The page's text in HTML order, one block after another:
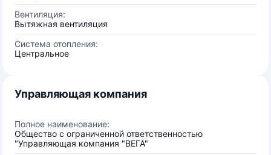
Вентиляция:
Вытяжная вентиляция
Система отопления:
Центральное
Управляющая компания
Полное наименование:
Общество с ограниченной ответственностью
"Управляющая компания "ВЕГА"